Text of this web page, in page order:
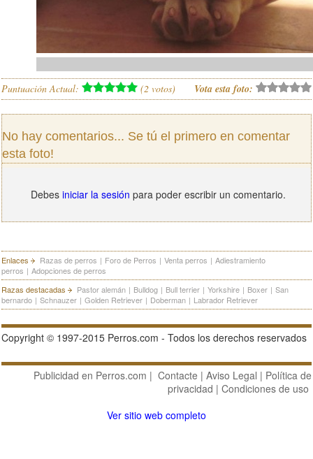
Puntuación Actual: (2 votos) Vota esta foto:
No hay comentarios... Se tú el primero en comentar
esta foto!
Debes iniciar la sesión para poder escribir un comentario.
Enlaces Razas de perros | Foro de Perros | Venta perros | Adiestramiento
perros | Adopciones de perros
Razas destacadas
Pastor alemán | Bulldog | Bull terrier | Yorkshire | Boxer | San
bernardo | Schnauzer | Golden Retriever | Doberman | Labrador Retriever
Copyright © 1997-2015 Perros.com - Todos los derechos reservados
Publicidad en Perros.com | Contacte | Aviso Legal | Política de
privacidad | Condiciones de uso
Ver sitio web completo